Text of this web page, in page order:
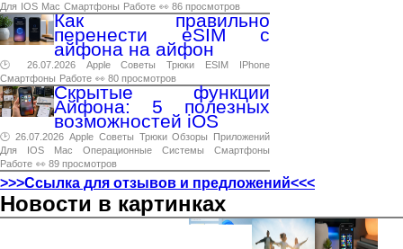
Для IOS Mac Смартфоны Работе 👀 86 просмотров
Как правильно
перенести eSIM с
айфона на айфон
🕑 26.07.2026 Apple Советы Трюки ESIM
IPhone
Смартфоны Работе 👀 80 просмотров
Скрытые функции
Айфона: 5 полезных
возможностей iOS
🕑 26.07.2026 Apple Советы Трюки Обзоры
Приложений
Для
IOS Mac Операционные Системы
Смартфоны
Работе 👀 89 просмотров
>>>Ссылка для отзывов и предложений<<<
Новости в картинках